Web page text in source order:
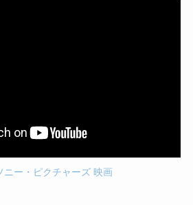
ニー・ピクチャーズ 映画